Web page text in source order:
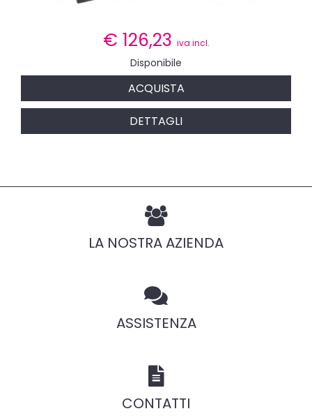
€ 126,23 iva incl.
Disponibile
ACQUISTA
DETTAGLI
LA NOSTRA AZIENDA
ASSISTENZA
CONTATTI